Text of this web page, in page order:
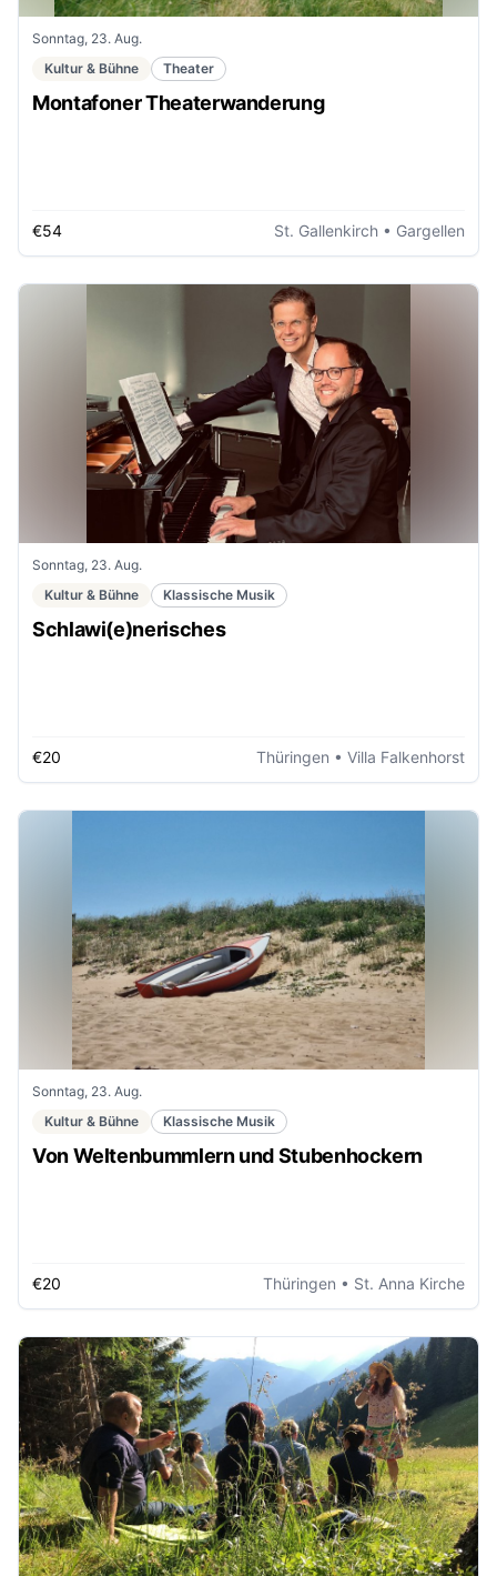
Sonntag, 23. Aug.
Kultur & Bühne
Theater
Montafoner Theaterwanderung
€54 St. Gallenkirch • Gargellen
Sonntag, 23. Aug.
Kultur & Bühne
Klassische Musik
Schlawi(e)nerisches
€20 Thüringen • Villa Falkenhorst
Sonntag, 23. Aug.
Kultur & Bühne
Klassische Musik
Von Weltenbummlern und Stubenhockern
€20 Thüringen • St. Anna Kirche